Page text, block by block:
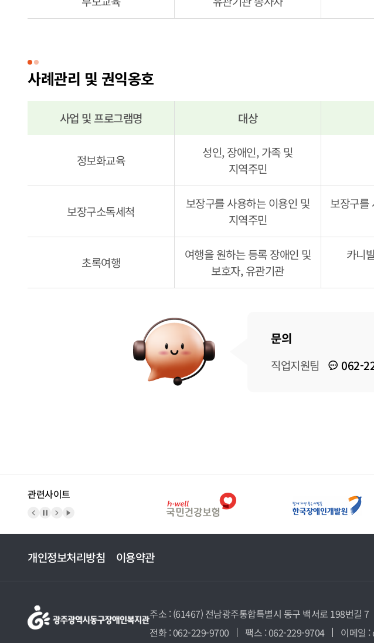
사례관리 및 권익옹호
사업 및 프로그램명 대상
정보화교육
성인, 장애인, 가족 및
지역주민
보장구소독세척
보장구를 사용하는 이용인 및
지역주민
보장구를
초록여행
여행을 원하는 등록 장애인 및
보호자, 유관기관
카니
문의
직업지원팀 062-
관련사이트
이전 배너
배너 정지
다음 배너
배너 재생
개인정보처리방침 이용약관
주소 : (61467) 전남광주통합특별시 동구 백서로 198번길 7
전화 : 062-229-9700
팩스 : 062-229-9704 이메일